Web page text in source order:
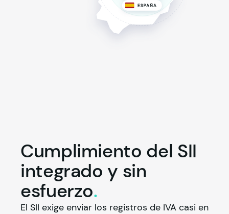
Cumplimiento del SII
integrado y sin
esfuerzo.
El SII exige enviar los registros de IVA casi en